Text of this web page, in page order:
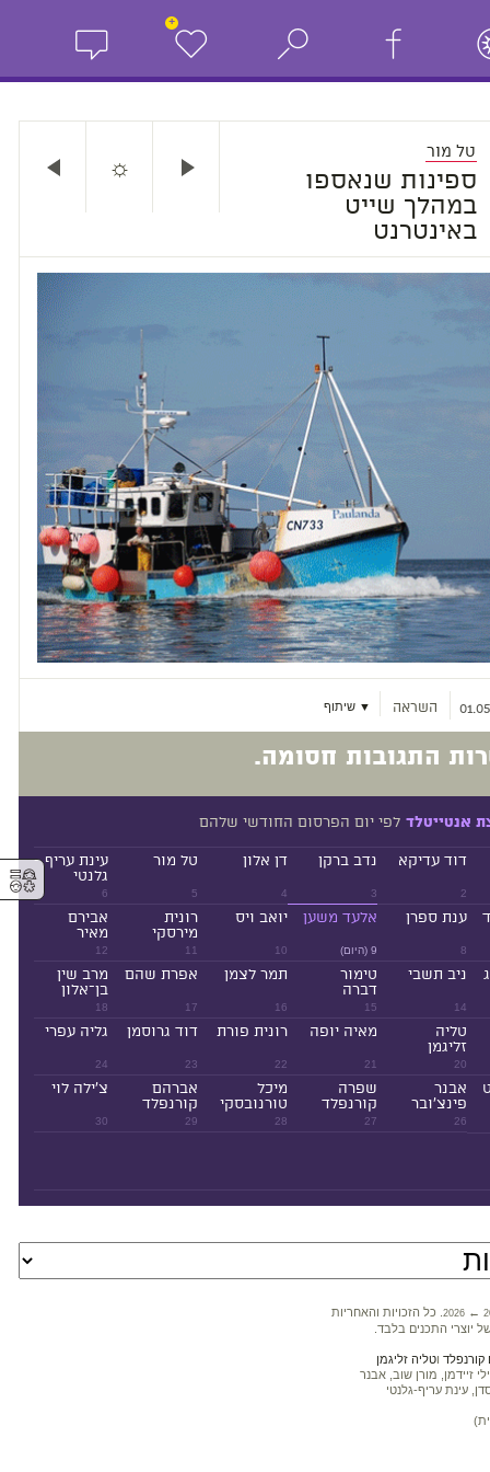
+
טל מור
ספינות שנאספו
במהלך שייט
באינטרנט
☼
השראה ▼ שיתוף
התגובות חסומה.
אנטייטלד לפי יום הפרסום החודשי שלהם
2
דוד עדיקא
3
נדב ברקן
4
דן אלון
5
טל מור
6
עינת עריף -
גלנטי
8
ענת ספרן
9 (היום)
אלעד משען
10
יואב ויס
11
רונית
מירסקי
12
אבירם
מאיר
14
ניב תשבי
15
טימור
דברה
16
תמר לצמן
17
אפרת שהם
18
מרב שין
בן־אלון
20
טליה
זליגמן
21
מאיה יופה
22
רונית פורת
23
דוד גרוסמן
24
גליה עפרי
26
אבנר
פינצ'ובר
27
שפרה
קורנפלד
28
מיכל
טורנובסקי
29
אברהם
קורנפלד
30
צ'ילה לוי
2026 ←
. כל הזכויות והאחריות
יוצרי התכנים בלבד.
וטליה זליגמן
זיידמן, מורן שוב, אבנר
עינת עריף-גלנטי
⚥︎